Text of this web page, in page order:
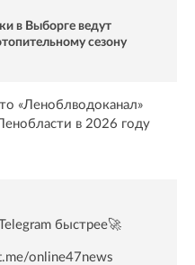
в Выборге ведут
сезону
«Леноблводоканал»
в 2026 году
быстрее🚀
online47news